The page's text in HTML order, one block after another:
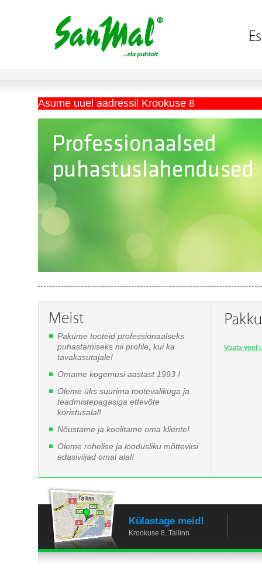
Asume uuel aadressil Krookuse 8
Vaata veel
Pakume tooteid professionaalseks
puhastamiseks nii profile, kui ka
tavakasutajale!
Omame kogemusi aastast 1993 !
Oleme üks suurima tootevalikuga ja
teadmistepagasiga ettevõte
koristusalal!
Nõustame ja koolitame oma kliente!
Oleme rohelise ja loodusliku mõtteviisi
edasiviijad omal alal!
Külastage meid!
Krookuse 8, Tallinn